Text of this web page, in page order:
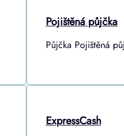
Pojištěná půjčka
Půjčka Pojištěná
ExpressCash